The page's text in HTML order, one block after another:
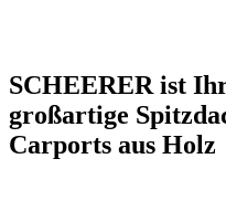
SCHEERER ist
großartige
Carports aus Holz